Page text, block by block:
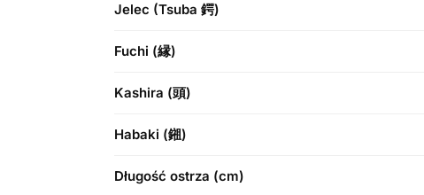
Jelec (Tsuba 鍔)
Fuchi (縁)
Kashira (頭)
Habaki (鎺)
Długość ostrza (cm)